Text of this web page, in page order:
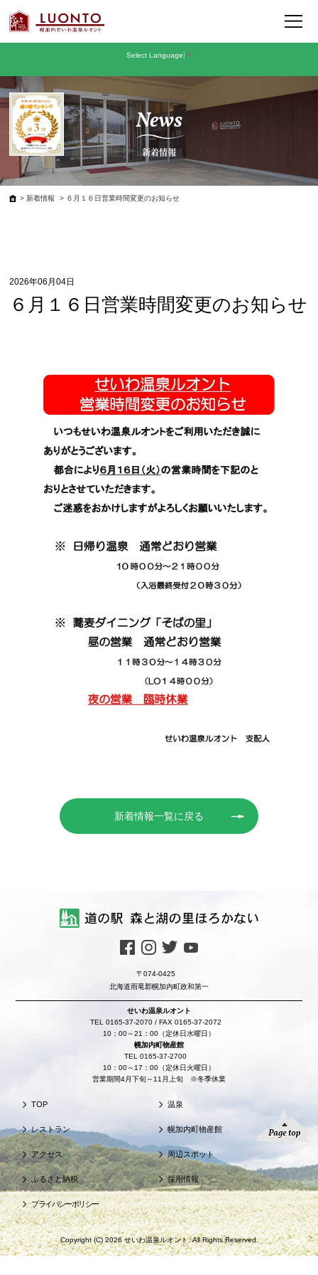
Select Language ▼
News
新着情報
>新着情報 > ６月１６日営業時間変更のお知らせ
投
日:
2026年06月04日
６月１６日営業時間変更のお知らせ
新着情報一覧に戻る
〒074-0425
北海道雨竜郡幌加内町政和第一
せいわ温泉ルオント
TEL 0165-37-2070 / FAX 0165-37-2072
10：00～21：00（定休日水曜日）
幌加内町物産館
TEL 0165-37-2700
10：00～17：00（定休日火曜日）
営業期間4月下旬～11月上旬 ※冬季休業
TOP 温泉
レストラン 幌加内町物産館
アクセス 周辺スポット
ふるさと納税 採用情報
プライバシーポリシー
Copyright (C) 2026 せいわ温泉ルオント. All Rights Reserved.